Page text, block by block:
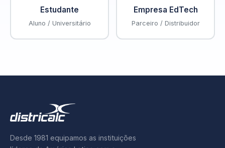
Estudante
Aluno / Universitário
Empresa EdTech
Parceiro / Distribuidor
Desde 1981 equipamos as instituições